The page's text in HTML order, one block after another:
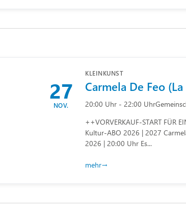
27
NOV.
KLEINKUNST
Carmela De Feo
20:00 Uhr - 22:00 Uhr
++VORVERKAUF-START FÜR
Kultur-ABO 2026 | 2027
2026 | 20:00 Uhr Es...
mehr